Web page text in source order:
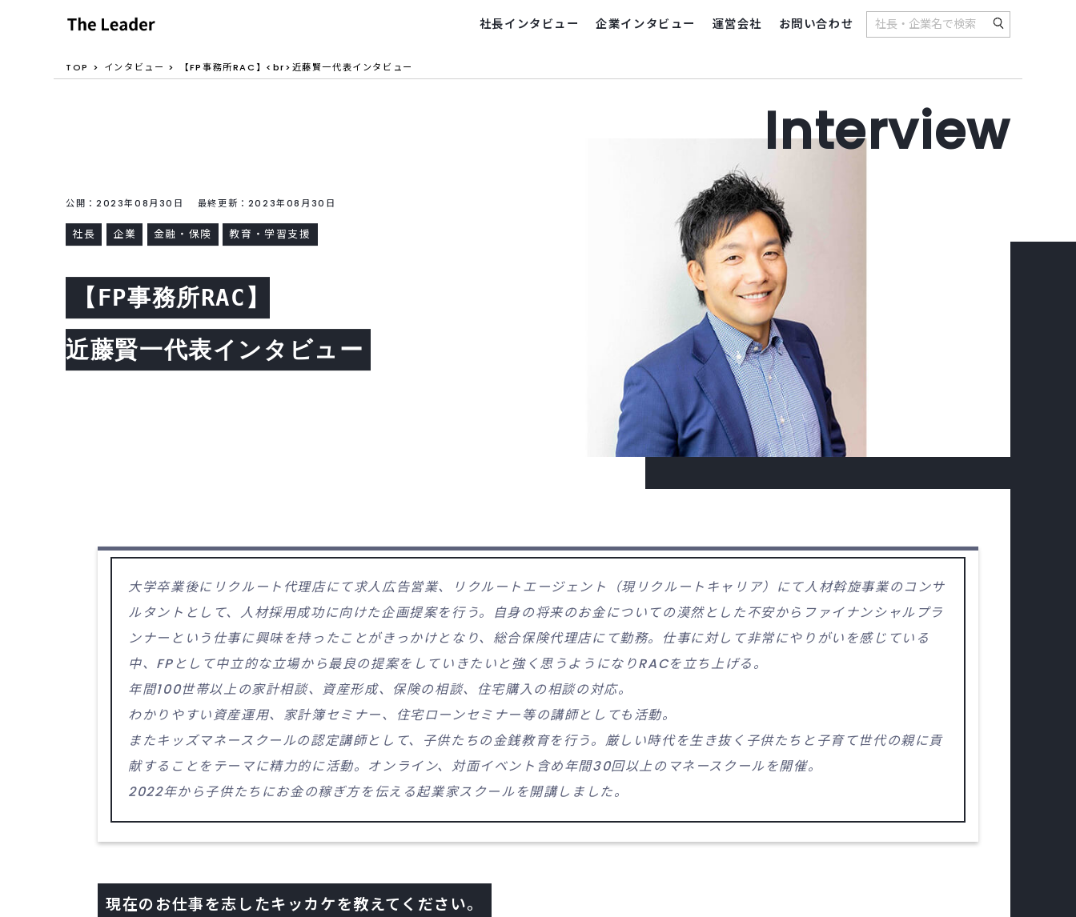
社長インタビュー 企業インタビュー 運営会社 お問い合わせ
TOP インタビュー 【FP事務所RAC】<br>近藤賢一代表インタビュー
公開：2023年08月30日 最終更新：2023年08月30日
社長 企業 金融・保険 教育・学習支援
【FP事務所RAC】
近藤賢一代表インタビュー
大学卒業後にリクルート代理店にて求人広告営業、リクルートエージェント（現リクルートキャリア）にて人材斡旋事業のコンサ
ルタントとして、人材採用成功に向けた企画提案を行う。自身の将来のお金についての漠然とした不安からファイナンシャルプラ
ンナーという仕事に興味を持ったことがきっかけとなり、総合保険代理店にて勤務。仕事に対して非常にやりがいを感じている
中、FPとして中立的な立場から最良の提案をしていきたいと強く思うようになりRACを立ち上げる。
年間100世帯以上の家計相談、資産形成、保険の相談、住宅購入の相談の対応。
わかりやすい資産運用、家計簿セミナー、住宅ローンセミナー等の講師としても活動。
またキッズマネースクールの認定講師として、子供たちの金銭教育を行う。厳しい時代を生き抜く子供たちと子育て世代の親に貢
献することをテーマに精力的に活動。オンライン、対面イベント含め年間30回以上のマネースクールを開催。
2022年から子供たちにお金の稼ぎ方を伝える起業家スクールを開講しました。
現在のお仕事を志したキッカケを教えてください。